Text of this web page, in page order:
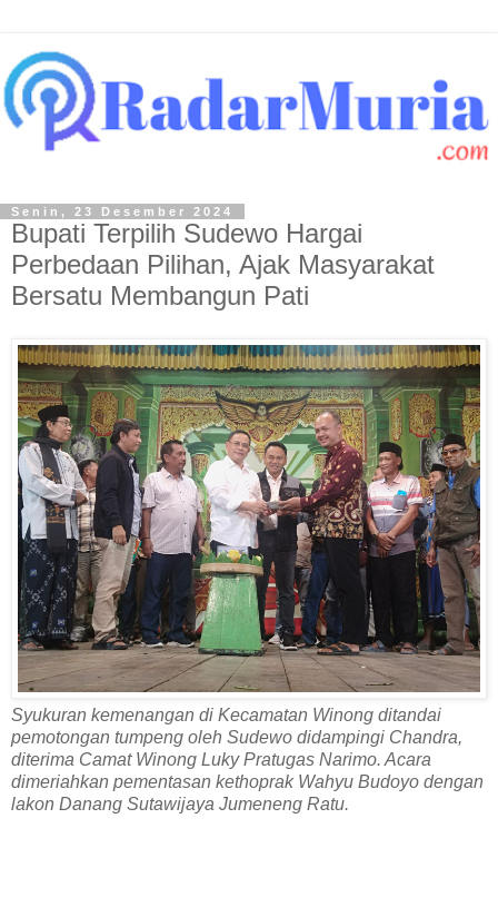
Senin, 23 Desember 2024
Bupati Terpilih Sudewo Hargai
Perbedaan Pilihan, Ajak Masyarakat
Bersatu Membangun Pati
Syukuran kemenangan di Kecamatan Winong ditandai
pemotongan tumpeng oleh Sudewo didampingi Chandra,
diterima Camat Winong Luky Pratugas Narimo. Acara
dimeriahkan pementasan kethoprak Wahyu Budoyo dengan
lakon Danang Sutawijaya Jumeneng Ratu.